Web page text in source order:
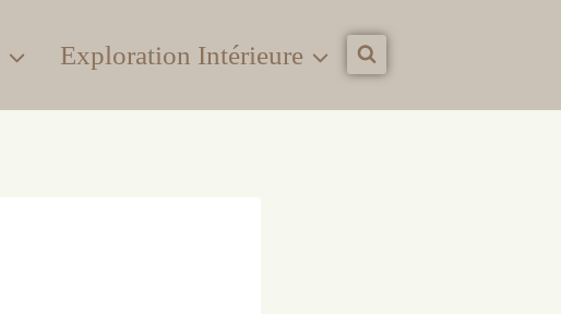
Exploration Intérieure